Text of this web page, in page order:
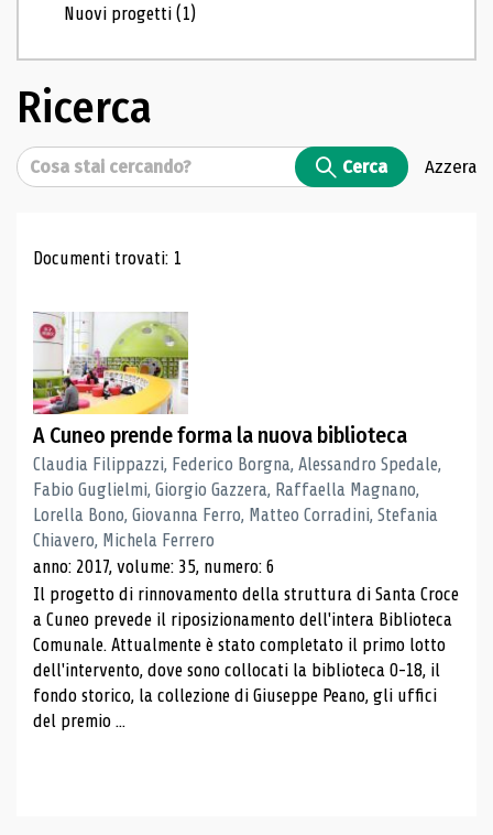
Nuovi progetti(1)
Ricerca
Cerca Cerca Azzera
Risultati di ricerca
Documenti trovati: 1
A Cuneo prende forma la nuova biblioteca
Claudia Filippazzi, Federico Borgna, Alessandro Spedale,
Fabio Guglielmi, Giorgio Gazzera, Raffaella Magnano,
Lorella Bono, Giovanna Ferro, Matteo Corradini, Stefania
Chiavero, Michela Ferrero
anno: 2017, volume: 35, numero: 6
Il progetto di rinnovamento della struttura di Santa Croce
a Cuneo prevede il riposizionamento dell'intera Biblioteca
Comunale. Attualmente è stato completato il primo lotto
dell'intervento, dove sono collocati la biblioteca 0-18, il
fondo storico, la collezione di Giuseppe Peano, gli uffici
del premio ...